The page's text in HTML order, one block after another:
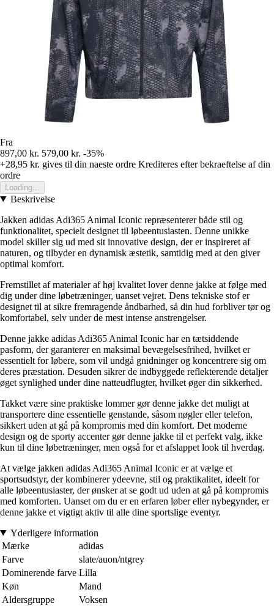
Fra
897,00 kr. 579,00 kr. -35%
+28,95 kr. gives til din naeste ordre Krediteres efter bekraeftelse af din
ordre
Loading...
Beskrivelse
Jakken adidas Adi365 Animal Iconic repræsenterer både stil og
funktionalitet, specielt designet til løbeentusiasten. Denne unikke
model skiller sig ud med sit innovative design, der er inspireret af
naturen, og tilbyder en dynamisk æstetik, samtidig med at den giver
optimal komfort.
Fremstillet af materialer af høj kvalitet lover denne jakke at følge med
dig under dine løbetræninger, uanset vejret. Dens tekniske stof er
designet til at sikre fremragende åndbarhed, så din hud forbliver tør og
komfortabel, selv under de mest intense anstrengelser.
Denne jakke adidas Adi365 Animal Iconic har en tætsiddende
pasform, der garanterer en maksimal bevægelsesfrihed, hvilket er
essentielt for løbere, som vil undgå gnidninger og koncentrere sig om
deres præstation. Desuden sikrer de indbyggede reflekterende detaljer
øget synlighed under dine natteudflugter, hvilket øger din sikkerhed.
Takket være sine praktiske lommer gør denne jakke det muligt at
transportere dine essentielle genstande, såsom nøgler eller telefon,
sikkert uden at gå på kompromis med din komfort. Det moderne
design og de sporty accenter gør denne jakke til et perfekt valg, ikke
kun til dine løbetræninger, men også for et afslappet look til hverdag.
At vælge jakken adidas Adi365 Animal Iconic er at vælge et
sportsudstyr, der kombinerer ydeevne, stil og praktikalitet, ideelt for
alle løbeentusiaster, der ønsker at se godt ud uden at gå på kompromis
med komforten. Uanset om du er en erfaren løber eller nybegynder, er
denne jakke et vigtigt aktiv til alle dine sportslige eventyr.
Yderligere information
Mærke
adidas
Farve
slate/auon/ntgrey
Dominerende farve Lilla
Køn
Mand
Aldersgruppe
Voksen